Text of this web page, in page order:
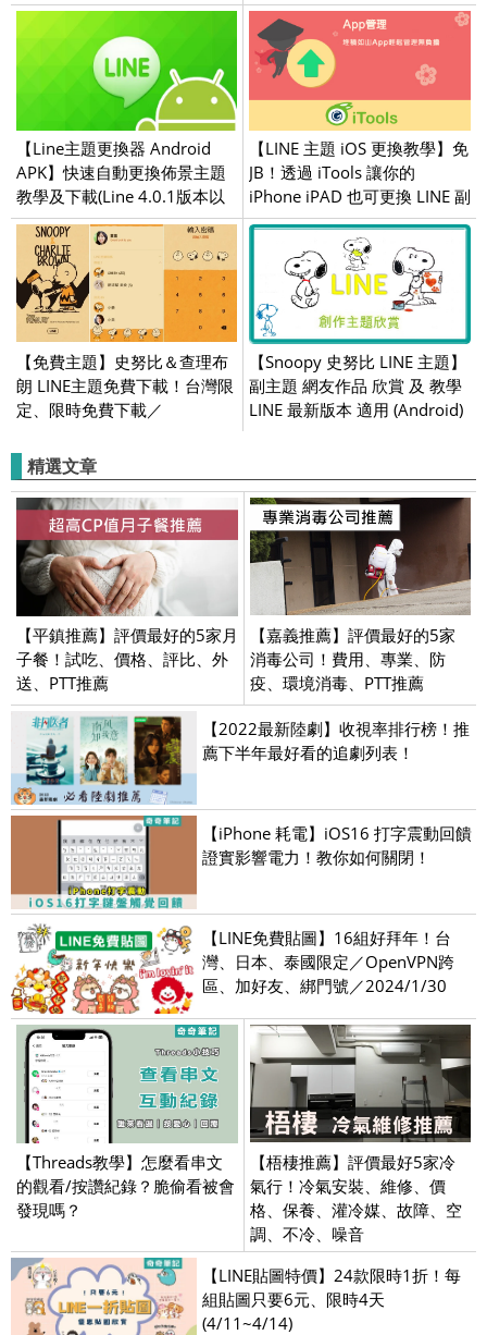
【Line主題更換器 Android
APK】快速自動更換佈景主題
教學及下載(Line 4.0.1版本以
上)
【LINE 主題 iOS 更換教學】免
JB！透過 iTools 讓你的
iPhone iPAD 也可更換 LINE 副
主題包 / theme 下載
【免費主題】史努比＆查理布
朗 LINE主題免費下載！台灣限
定、限時免費下載／
【Snoopy 史努比 LINE 主題】
副主題 網友作品 欣賞 及 教學
LINE 最新版本 適用 (Android)
精選文章
【平鎮推薦】評價最好的5家月
子餐！試吃、價格、評比、外
送、PTT推薦
【嘉義推薦】評價最好的5家
消毒公司！費用、專業、防
疫、環境消毒、PTT推薦
【2022最新陸劇】收視率排行榜！推
薦下半年最好看的追劇列表！
【iPhone 耗電】iOS16 打字震動回饋
證實影響電力！教你如何關閉！
【LINE免費貼圖】16組好拜年！台
灣、日本、泰國限定／OpenVPN跨
區、加好友、綁門號／2024/1/30
【Threads教學】怎麼看串文
的觀看/按讚紀錄？脆偷看被會
發現嗎？
【梧棲推薦】評價最好5家冷
氣行！冷氣安裝、維修、價
格、保養、灌冷媒、故障、空
調、不冷、噪音
【LINE貼圖特價】24款限時1折！每
組貼圖只要6元、限時4天
(4/11~4/14)